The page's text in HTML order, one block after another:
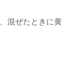
混ぜたときに黄